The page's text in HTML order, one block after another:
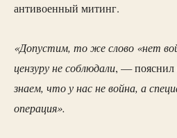
антивоенный митинг.
«Допустим, то же слово «нет
цензуру не соблюдали, — пояснил
знаем, что у нас не война, а
операция».